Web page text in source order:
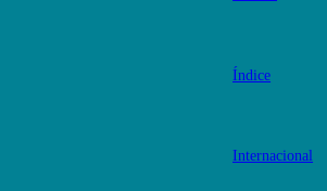
Índice
Internacional